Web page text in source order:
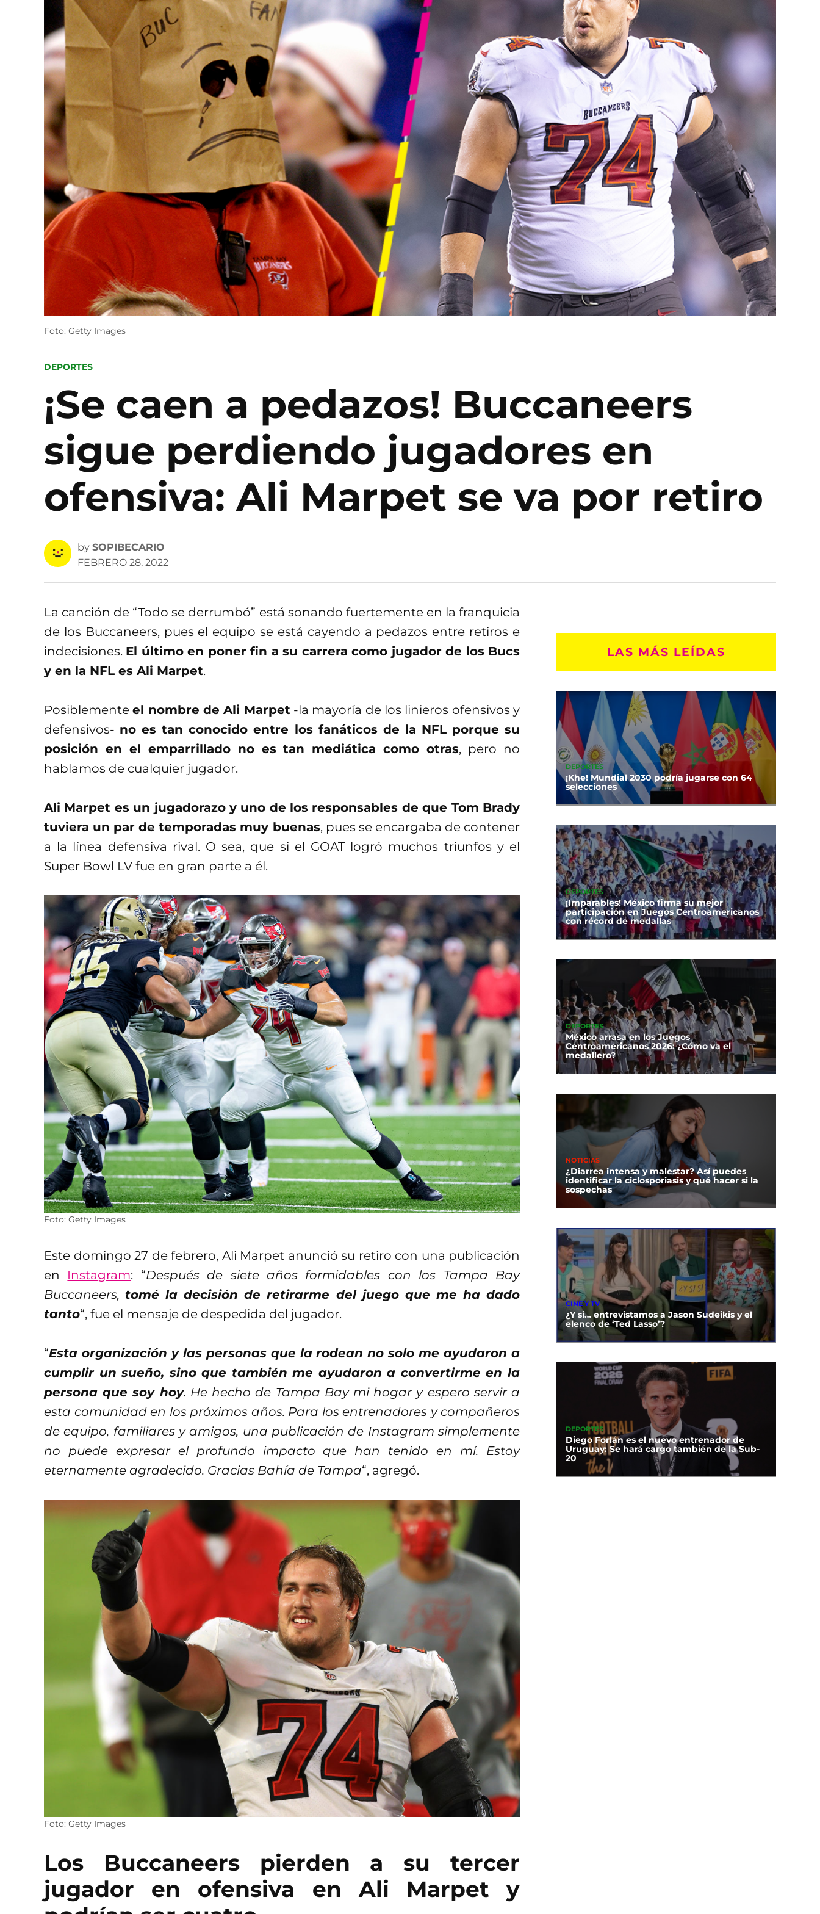
Foto: Getty Images
POSTED
DEPORTES
¡Se caen a pedazos! Buccaneers
sigue perdiendo jugadores en
ofensiva: Ali Marpet se va por retiro
by SOPIBECARIO
FEBRERO 28, 2022
La canción de “Todo se derrumbó” está sonando fuertemente en la franquicia
de los Buccaneers, pues el equipo se está cayendo a pedazos entre retiros e
indecisiones. El último en poner fin a su carrera como jugador de los Bucs
y en la NFL es Ali Marpet.
Posiblementeel nombre de Ali Marpet -la mayoría de los linieros ofensivos y
defensivos- no es tan conocido entre los fanáticos de la NFL porque su
posición en el emparrillado no es tan mediática como otras, pero no
hablamos de cualquier jugador.
Ali Marpet es un jugadorazo y uno de los responsables de que Tom Brady
tuviera un par de temporadas muy buenas, pues se encargaba de contener
a la línea defensiva rival. O sea, que si el GOAT logró muchos triunfos y el
Super Bowl LV fue en gran parte a él.
Foto: Getty Images
Este domingo 27 de febrero, Ali Marpet anunció su retiro con una publicación
en Instagram: “Después de siete años formidables con los Tampa Bay
Buccaneers,tomé la decisión de retirarme del juego que me ha dado
tanto“, fue el mensaje de despedida del jugador.
“Esta organización y las personas que la rodean no solo me ayudaron a
cumplir un sueño, sino que también me ayudaron a convertirme en la
persona que soy hoy. He hecho de Tampa Bay mi hogar y espero servir a
esta comunidad en los próximos años. Para los entrenadores y compañeros
de equipo, familiares y amigos, una publicación de Instagram simplemente
no puede expresar el profundo impacto que han tenido en mí. Estoy
eternamente agradecido. Gracias Bahía de Tampa“, agregó.
Foto: Getty Images
Los Buccaneers pierden a su tercer
jugador en ofensiva en Ali Marpet y
LAS MÁS LEÍDAS
DEPORTES
¡Khe! Mundial 2030 podría jugarse con 64
selecciones
DEPORTES
¡Imparables! México firma su mejor
participación en Juegos Centroamericanos
con récord de medallas
DEPORTES
México arrasa en los Juegos
Centroamericanos 2026: ¿Cómo va el
medallero?
NOTICIAS
¿Diarrea intensa y malestar? Así puedes
identificar la ciclosporiasis y qué hacer si la
sospechas
CINE Y TV
¿Y si… entrevistamos a Jason Sudeikis y el
elenco de ‘Ted Lasso’?
DEPORTES
Diego Forlán es el nuevo entrenador de
Uruguay: Se hará cargo también de la Sub-
20